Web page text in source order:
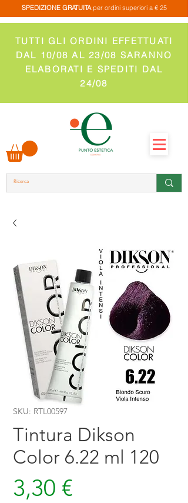
SPEDIZIONE GRATUITAper ordini superiori a € 25
TUTTI GLI ORDINI EFFETTUATI
DAL 10/08 AL 23/08 SARANNO
ELABORATI E SPEDITI DAL
24/08
SKU: RTL00597
Tintura Dikson
Color 6.22 ml 120
3,30 €